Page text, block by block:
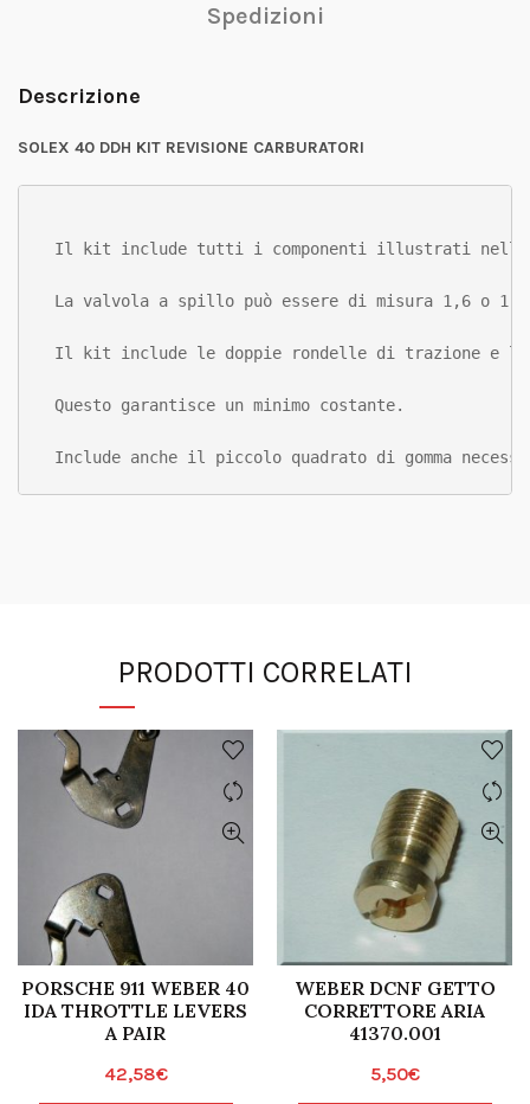
Spedizioni
Descrizione
SOLEX 40 DDH KIT REVISIONE CARBURATORI
Il kit include tutti i componenti illustrati
La valvola a spillo può essere di misura 1,6 o
Il kit include le doppie rondelle di trazione e
Questo garantisce un minimo costante.
Include anche il piccolo quadrato di gomma
PRODOTTI CORRELATI
PORSCHE 911 WEBER 40
IDA THROTTLE LEVERS
A PAIR
42,58€
WEBER DCNF GETTO
CORRETTORE ARIA
41370.001
5,50€